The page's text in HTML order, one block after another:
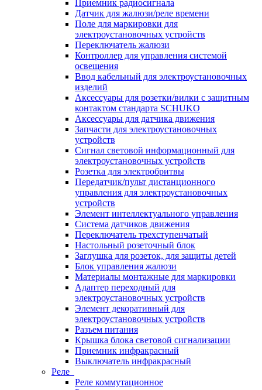
Приемник радиосигнала
Датчик для жалюзи/реле времени
Поле для маркировки для
электроустановочных устройств
Переключатель жалюзи
Контроллер для управления системой
освещения
Ввод кабельный для электроустановочных
изделий
Аксессуары для розетки/вилки с защитным
контактом стандарта SCHUKO
Аксессуары для датчика движения
Запчасти для электроустановочных
устройств
Сигнал световой информационный для
электроустановочных устройств
Розетка для электробритвы
Передатчик/пульт дистанционного
управления для электроустановочных
устройств
Элемент интеллектуального управления
Система датчиков движения
Переключатель трехступенчатый
Настольный розеточный блок
Заглушка для розеток, для защиты детей
Блок управления жалюзи
Материалы монтажные для маркировки
Адаптер переходный для
электроустановочных устройств
Элемент декоративный для
электроустановочных устройств
Разъем питания
Крышка блока световой сигнализации
Приемник инфракрасный
Выключатель инфракрасный
Реле
Реле коммутационное